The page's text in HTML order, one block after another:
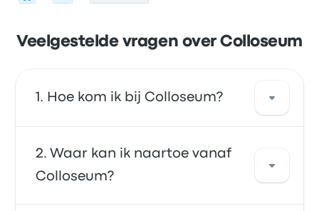
Veelgestelde vragen over Colloseum
Hoe kom ik bij Colloseum?
Je kunt de bus of de trein nemen, die je
rechtstreeks naar je bestemming brengt. Of
je kunt een taxi nemen of ridesharing-service
gebruiken.
Waar kan ik naartoe vanaf
Colloseum?